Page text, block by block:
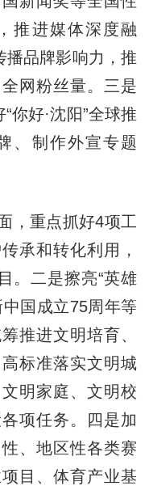
推进媒体深度融
播品牌影响力，推
网粉丝量。三是
你好·沈阳”全球推
、制作外宣专题
重点抓好4项工
承和转化利用，
。二是擦亮“英雄
国成立75周年等
推进文明培育、
标准落实文明城
明家庭、文明校
项任务。四是加
、地区性各类赛
目、体育产业基